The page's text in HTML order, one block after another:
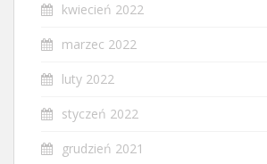
kwiecień 2022
marzec 2022
luty 2022
styczeń 2022
grudzień 2021